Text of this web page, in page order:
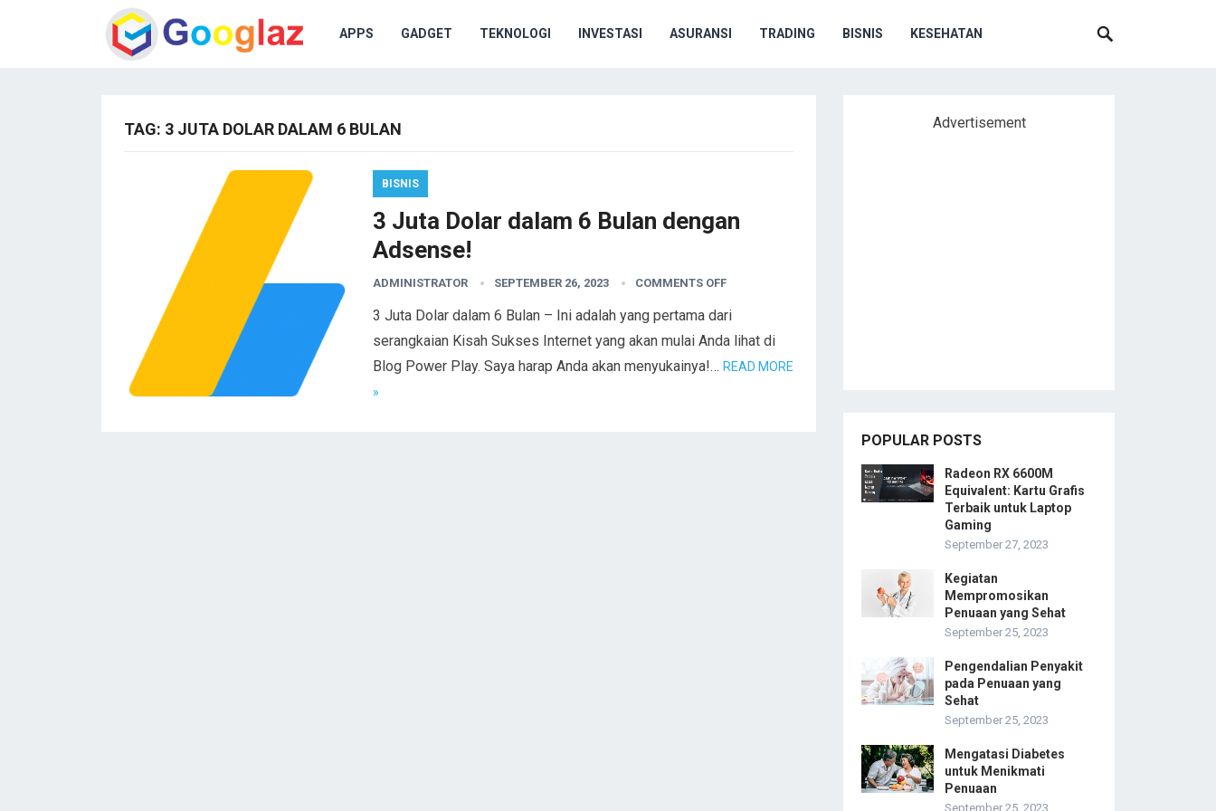
APPS GADGET TEKNOLOGI INVESTASI ASURANSI TRADING BISNIS KESEHATAN
TAG: 3 JUTA DOLAR DALAM 6 BULAN
BISNIS
3 Juta Dolar dalam 6 Bulan dengan
Adsense!
ADMINISTRATOR SEPTEMBER 26, 2023 COMMENTS OFF
3 Juta Dolar dalam 6 Bulan – Ini adalah yang pertama dari
serangkaian Kisah Sukses Internet yang akan mulai Anda lihat di
Blog Power Play. Saya harap Anda akan menyukainya!… READ MORE
»
Advertisement
POPULAR POSTS
Radeon RX 6600M
Equivalent: Kartu Grafis
Terbaik untuk Laptop
Gaming
September 27, 2023
Kegiatan
Mempromosikan
Penuaan yang Sehat
September 25, 2023
Pengendalian Penyakit
pada Penuaan yang
Sehat
September 25, 2023
Mengatasi Diabetes
untuk Menikmati
Penuaan
September 25, 2023